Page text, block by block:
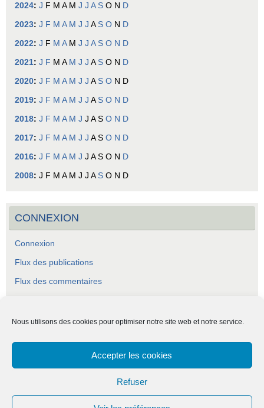
Nous utilisons des cookies pour optimiser notre site web et notre service.
Accepter les cookies
Refuser
2024: J F M A M J J A S O N D
2023: J F M A M J J A S O N D
2022: J F M A M J J A S O N D
2021: J F M A M J J A S O N D
2020: J F M A M J J A S O N D
2019: J F M A M J J A S O N D
2018: J F M A M J J A S O N D
2017: J F M A M J J A S O N D
2016: J F M A M J J A S O N D
2008: J F M A M J J A S O N D
CONNEXION
Connexion
Flux des publications
Flux des commentaires